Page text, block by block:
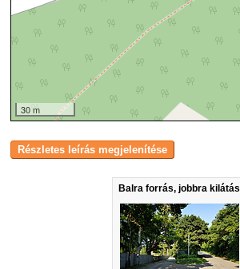
Balra forrás, jobbra kilátás
30 m